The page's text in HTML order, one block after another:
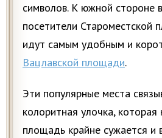
символов. К южной стороне
посетители Староместской
идут самым удобным и
Вацлавской площади.
Эти популярные места
колоритная улочка,
площадь крайне сужается и